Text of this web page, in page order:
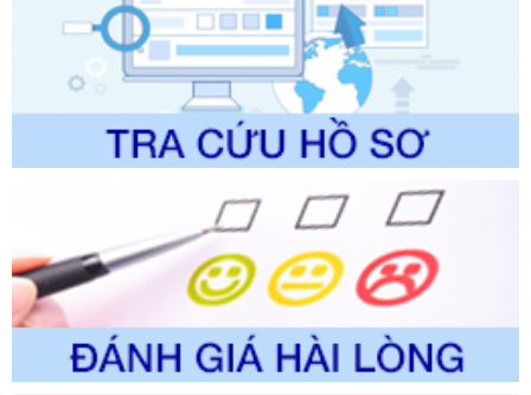
Số kí hiệu:2304/QĐ-UBND
Tên: Quyết định công bố Danh mục thủ tục hành chính
được sửa đổi, bổ sung và phê duyệt Quy trình nội bộ, quy
trình điện tử giải quyết thủ tục hành chính trong lĩnh vực Du
lịch thuộc phạm vi chức năng quản lý của Sở Văn hóa, Thể
thao và Du lịch
Ngày ban hành: 01/06/2026
2310/QĐ-UBND
Tên: Về việc công bố Danh mục thủ tục hành chính sửa
đổi, bổ sung và phê duyệt Quy trình nội bộ, quy trình điện tử
trong giải quyết thủtục hành chính lĩnh vực biến đổi khí hậu
thuộc phạm vi giải quyết của Sở Nông nghiệp và Môi
trường
Ngày ban hành: 01/06/2026
Số kí hiệu:2300/QĐ-UBND